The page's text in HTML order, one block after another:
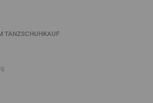
TANZSCHUHKAUF